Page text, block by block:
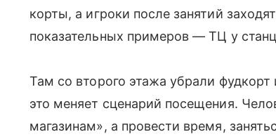
корты, а игроки после занятий
показательных примеров — ТЦ у
Там со второго этажа убрали фудкорт
это меняет сценарий посещения.
магазинам», а провести время,